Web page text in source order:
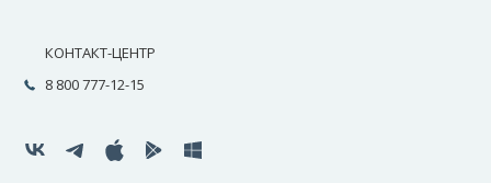
КОНТАКТ-ЦЕНТР
8 800 777-12-15